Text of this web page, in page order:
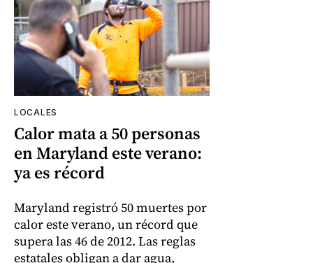
LOCALES
Calor mata a 50 personas
en Maryland este verano:
ya es récord
Maryland registró 50 muertes por
calor este verano, un récord que
supera las 46 de 2012. Las reglas
estatales obligan a dar agua,